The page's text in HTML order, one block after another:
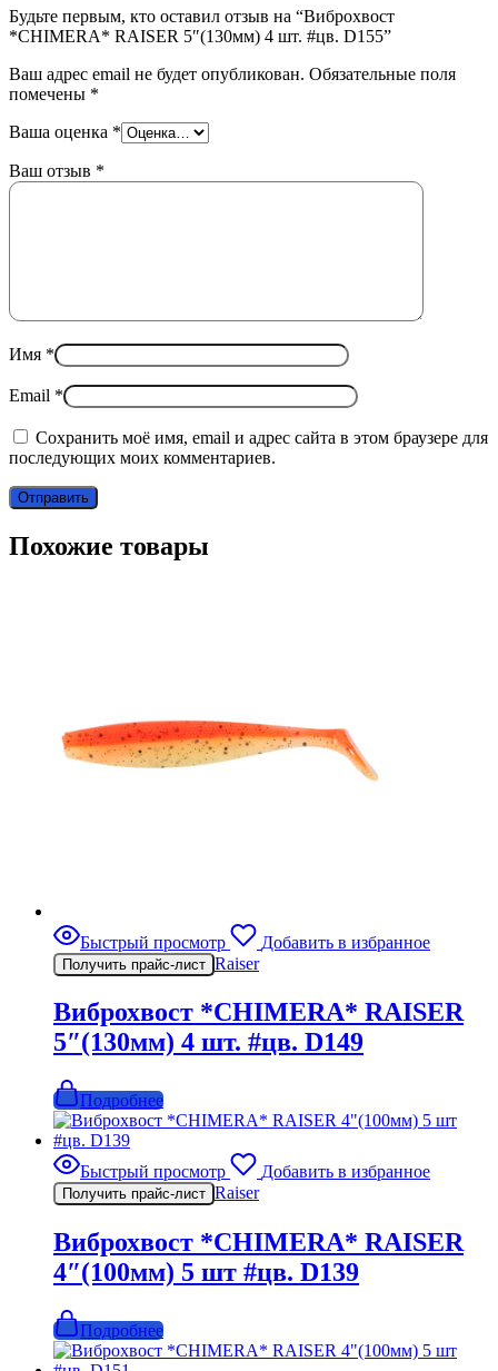
Будьте первым, кто оставил отзыв на “Виброхвост
*CHIMERA* RAISER 5″(130мм) 4 шт. #цв. D155”
Ваш адрес email не будет опубликован. Обязательные поля
помечены *
Ваша оценка *
Ваш отзыв *
Имя *
Email *
Сохранить моё имя, email и адрес сайта в этом браузере для
последующих моих комментариев.
Похожие товары
Быстрый просмотр Добавить в избранное
Получить прайс-лист Raiser
Виброхвост *CHIMERA* RAISER
5″(130мм) 4 шт. #цв. D149
Подробнее
Быстрый просмотр Добавить в избранное
Получить прайс-лист Raiser
Виброхвост *CHIMERA* RAISER
4″(100мм) 5 шт #цв. D139
Подробнее